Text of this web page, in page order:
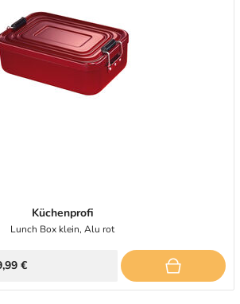
Küchenprofi
Lunch Box klein, Alu rot
€